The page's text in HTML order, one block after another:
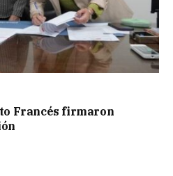
Francés firmaron